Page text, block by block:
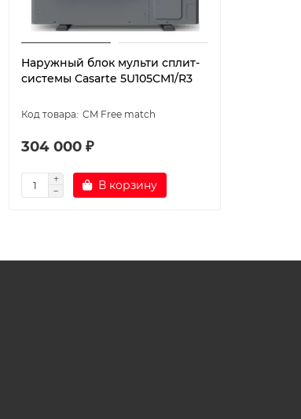
Наружный блок мульти сплит-
системы Casarte 5U105CM1/R3
CM Free match
304 000 ₽
В корзину